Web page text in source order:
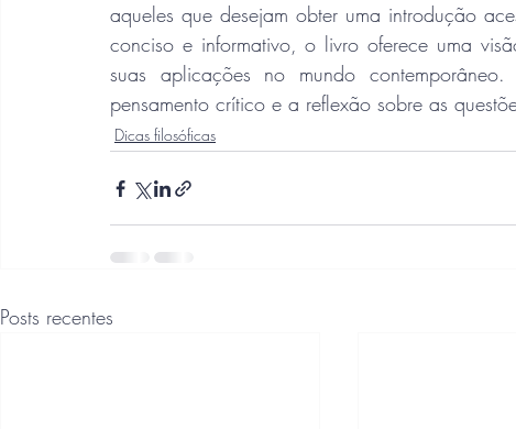
aqueles que desejam obter uma introdução
conciso e informativo, o livro oferece uma
suas aplicações no mundo
pensamento crítico e a reflexão sobre as
Dicas filosóficas
Posts recentes